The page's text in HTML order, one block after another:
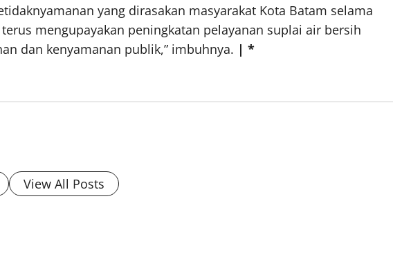
yang dirasakan masyarakat Kota Batam selama
mengupayakan peningkatan pelayanan suplai air bersih
dan kenyamanan publik,” imbuhnya. | *
View All Posts